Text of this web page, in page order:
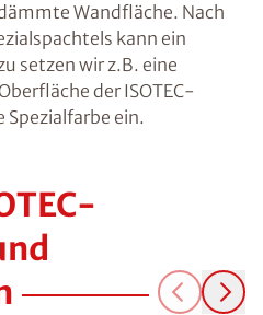
Wandfläche. Nach
kann ein
setzen wir z.B. eine
der ISOTEC-
ein.